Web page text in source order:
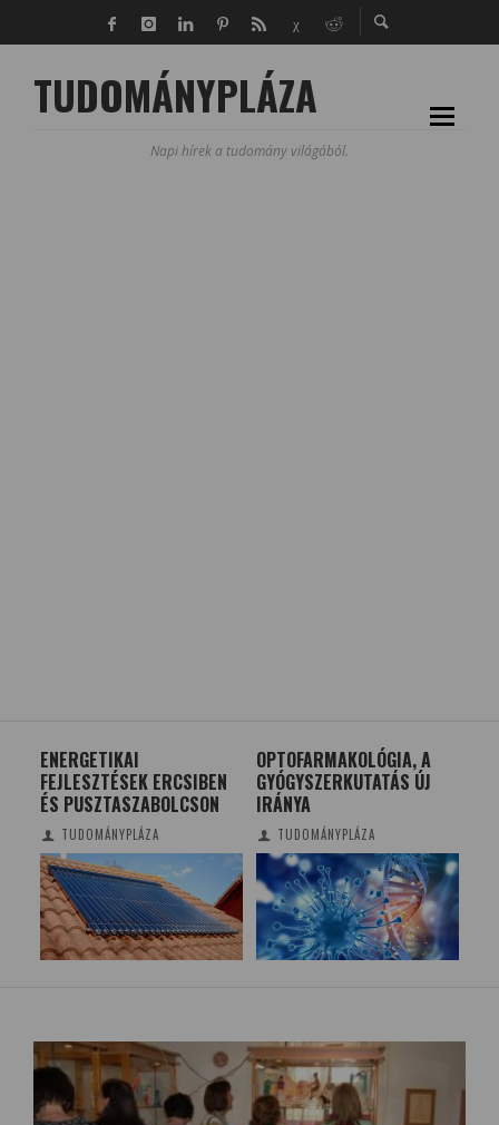
TUDOMÁNYPLÁZA
Napi hírek a tudomány világából.
ENERGETIKAI
FEJLESZTÉSEK ERCSIBEN
ÉS PUSZTASZABOLCSON
TUDOMÁNYPLÁZA
OPTOFARMAKOLÓGIA, A
GYÓGYSZERKUTATÁS ÚJ
IRÁNYA
TUDOMÁNYPLÁZA